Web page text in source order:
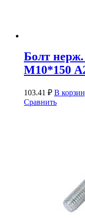
Болт нерж.
М10*150
103.41 ₽ В
Сравнить